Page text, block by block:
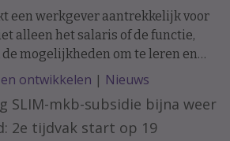
een werkgever aantrekkelijk voor
alleen het salaris of de functie,
de mogelijkheden om te leren en
te doen. Onderzoek naar de
van werknemers laat zien dat de
binnen een organisatie op
verschil kunnen maken.
ontwikkelen | Nieuws
SLIM-mkb-subsidie bijna weer
2e tijdvak start op 19